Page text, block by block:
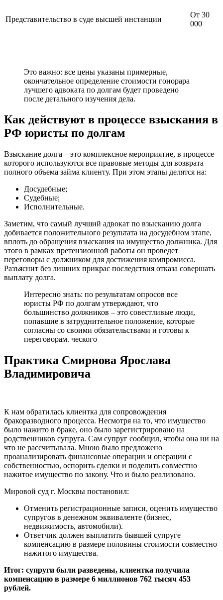
Представительство в суде высшей инстанции
От 30
000
Это важно: все цены указаны примерные,
окончательное определение стоимости гонорара
лучшего адвоката по долгам будет проведено
после детального изучения дела.
Как действуют в процессе взыскания в
РФ юристы по долгам
Взыскание долга – это комплексное мероприятие, в процессе
которого используются все правовые методы для возврата
полного объема займа клиенту. При этом этапы делятся на:
Досудебные;
Судебные;
Исполнительные.
Заметим, что самый лучший адвокат по взысканию долга
добивается положительного результата на досудебном этапе,
вплоть до обращения взыскания на имущество должника. Для
этого в рамках претензионной работы он проведет
переговоры с должником для достижения компромисса.
Разъяснит без лишних прикрас последствия отказа совершать
выплату долга.
Интересно знать: по результатам опросов все
юристы РФ по долгам утверждают, что
большинство должников – это совестливые люди,
попавшие в затруднительное положение, которые
согласны со своими обязательствами и готовы к
переговорам. ческого
Практика Смирнова Ярослава
Владимировича
К нам обратилась клиентка для сопровождения
бракоразводного процесса. Несмотря на то, что имущество
было нажито в браке, оно было зарегистрировано на
родственников супруга. Сам супруг сообщил, чтобы она ни на
что не рассчитывала. Мною было предложено
проанализировать финансовые операции и операции с
собственностью, оспорить сделки и поделить совместно
нажитое имущество по закону. Что и было реализовано.
Мировой суд г. Москвы постановил:
Отменить регистрационные записи, оценить имущество
супругов в денежном эквиваленте (бизнес,
недвижимость, автомобили).
Ответчик должен выплатить бывшей супруге
компенсацию в размере половины стоимости совместно
нажитого имущества.
Итог: супруги были разведены, клиентка получила
компенсацию в размере 6 миллионов 762 тысяч 453
рублей.